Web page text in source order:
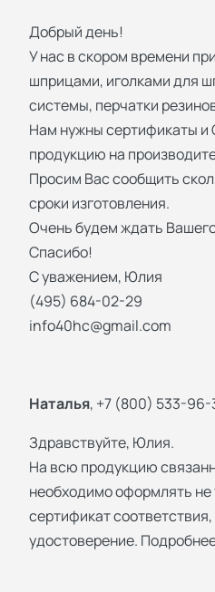
Добрый день!
У нас в скором времени
шприцами, иголками для
системы, перчатки
Нам нужны сертификаты
продукцию на
Просим Вас сообщить
сроки изготовления.
Очень будем ждать
Спасибо!
С уважением, Юлия
(495) 684-02-29
info40hc@gmail.com
Наталья, +7 (800) 533-96-
Здравствуйте, Юлия.
На всю продукцию
необходимо оформлять не
сертификат
удостоверение.